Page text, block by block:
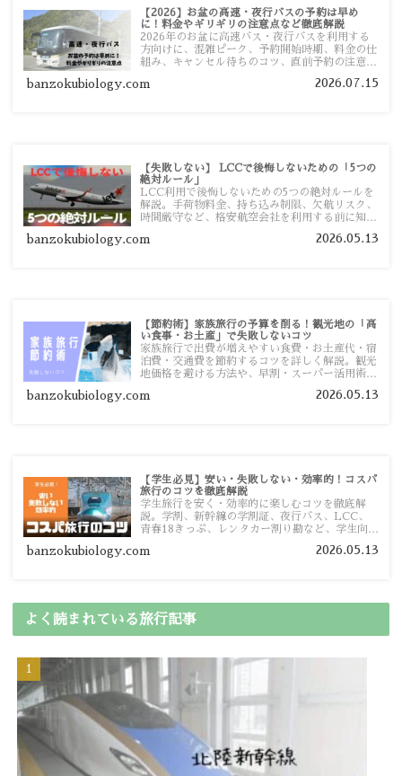
【2026】お盆の高速・夜行バスの予約は早め
に！料金やギリギリの注意点など徹底解説
2026年のお盆に高速バス・夜行バスを利用する
方向けに、混雑ピーク、予約開始時期、料金の仕
組み、キャンセル待ちのコツ、直前予約の注意点
banzokubiology.com 2026.07.15
【失敗しない】 LCCで後悔しないための「5つの
絶対ルール」
LCC利用で後悔しないための5つの絶対ルールを
解説。手荷物料金、持ち込み制限、欠航リスク、
時間厳守など、格安航空会社を利用する前に知っ
す。
banzokubiology.com 2026.05.13
【節約術】家族旅行の予算を削る！観光地の「高
い食事・お土産」で失敗しないコツ
家族旅行で出費が増えやすい食費・お土産代・宿
泊費・交通費を節約するコツを詳しく解説。観光
地価格を避ける方法や、早割・スーパー活用術、
banzokubiology.com 2026.05.13
【学生必見】安い・失敗しない・効率的！コスパ
旅行のコツを徹底解説
学生旅行を安く・効率的に楽しむコツを徹底解
説。学割、新幹線の学割証、夜行バス、LCC、
青春18きっぷ、レンタカー割り勘など、学生向け
banzokubiology.com 2026.05.13
よく読まれている旅行記事